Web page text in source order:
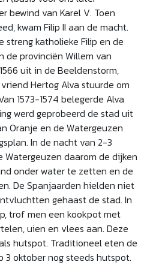
bewind van Karel V. Toen
kwam Filip II aan de macht.
streng katholieke Filip en de
provinciën Willem van
uit in de Beeldenstorm,
Hertog Alva stuurde om
1573-1574 belegerde Alva
werd geprobeerd de stad uit
Oranje en de Watergeuzen
In de nacht van 2-3
Watergeuzen daarom de dijken
onder water te zetten en de
De Spanjaarden hielden niet
gehaast de stad. In
trof men een kookpot met
uien en vlees aan. Deze
hutspot. Traditioneel eten de
3 oktober nog steeds hutspot.